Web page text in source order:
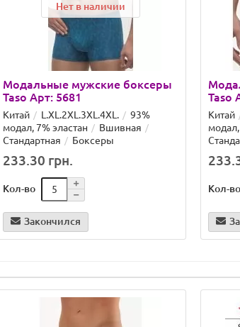
Нет в наличии
Модальные мужские боксеры
Taso Арт: 5681
Китай L.XL.2XL.3XL.4XL.
93%
модал, 7% эластан
Вшивная
Стандартная
Боксеры
233.30 грн.
Кол-во
Закончился
Taso
Китай
модал,
Кол-во